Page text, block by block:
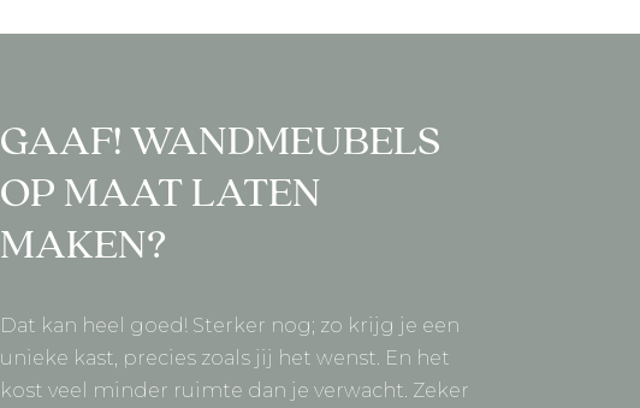
GAAF! WANDMEUBELS
OP MAAT LATEN
MAKEN?
Dat kan heel goed! Sterker nog; zo krijg je een
unieke kast, precies zoals jij het wenst. En het
kost veel minder ruimte dan je verwacht. Zeker